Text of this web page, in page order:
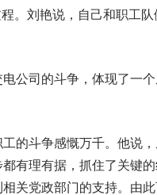
。刘艳说，自己和职工
公司的斗争，体现了一
的斗争感慨万千。他说
有理有据，抓住了关键
关党政部门的支持。由